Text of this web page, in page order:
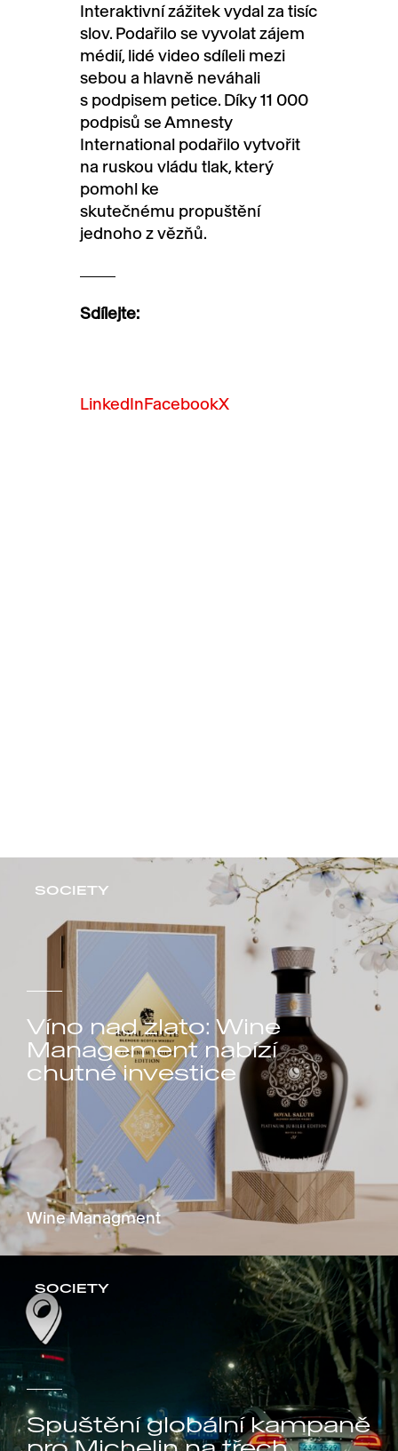
Interaktivní zážitek vydal za tisíc
slov. Podařilo se vyvolat zájem
médií, lidé video sdíleli mezi
sebou a hlavně neváhali
s podpisem petice. Díky 11 000
podpisů se Amnesty
International podařilo vytvořit
na ruskou vládu tlak, který
pomohl ke
skutečnému propuštění
jednoho z vězňů.
Sdílejte:
LinkedInFacebookX
SOCIETY
Víno nad zlato: Wine
Management nabízí
chutné investice
Wine Managment
SOCIETY
Spuštění globální kampaně